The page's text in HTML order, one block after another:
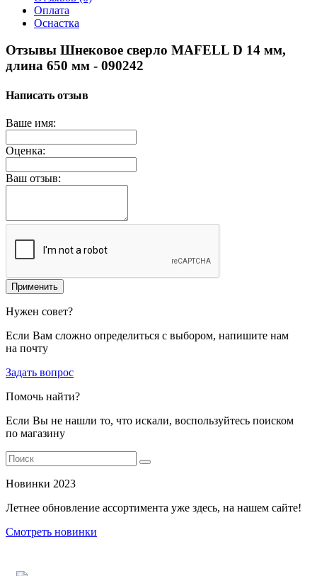
Оплата
Оснастка
Отзывы Шнековое сверло MAFELL D 14 мм,
длина 650 мм - 090242
Написать отзыв
Ваше имя:
Оценка:
Ваш отзыв:
Применить
Нужен совет?
Если Вам сложно определиться с выбором, напишите нам
на почту
Задать вопрос
Помочь найти?
Если Вы не нашли то, что искали, воспользуйтесь поиском
по магазину
Новинки 2023
Летнее обновление ассортимента уже здесь, на нашем сайте!
Смотреть новинки